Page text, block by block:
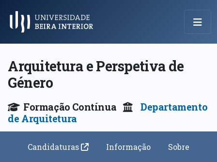
Menu Principal
Arquitetura e Perspetiva de
Género
Formação Contínua
Departamento
de Arquitetura
Candidaturas Informação
Sobre